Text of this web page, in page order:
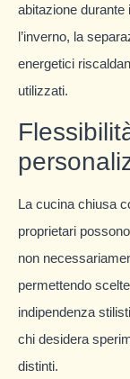
abitazione
l’inverno, la
energetici
utilizzati.
La cucina chiusa
proprietari
non
permettendo
indipendenza
chi desidera
distinti.